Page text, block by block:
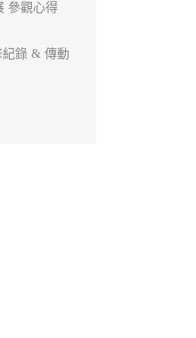
參觀心得
紀錄 & 傳動